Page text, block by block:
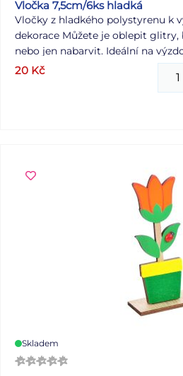
Vločka 7,5cm/6ks hladká
Vločky z hladkého polystyrenu k
dekorace Můžete je oblepit
nebo jen nabarvit. Ideální na
vánoční stromeček. BALENÍ
Výška: 75 mm Dodáváme v
20 Kč
Skladem